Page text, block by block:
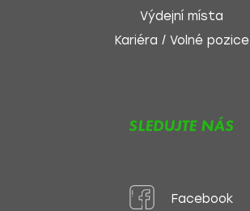
Výdejní místa
Kariéra / Volné pozice
SLEDUJTE NÁS
Facebook